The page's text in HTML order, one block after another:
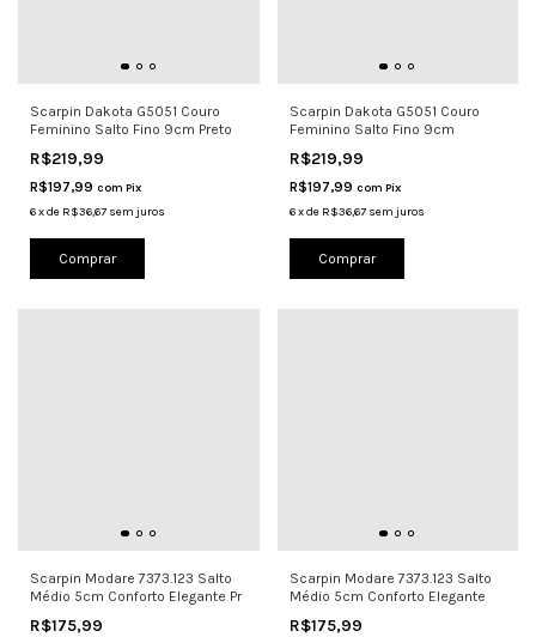
Scarpin Dakota G5051 Couro
Feminino Salto Fino 9cm Preto
R$219,99
R$197,99 com Pix
6xde R$36,67 sem juros
Comprar
Scarpin Dakota G5051 Couro
Feminino Salto Fino 9cm
R$219,99
R$197,99 com Pix
6 xde R$36,67 sem juros
Comprar
Scarpin Modare 7373.123 Salto
Médio 5cm Conforto Elegante Pr
R$175,99
Scarpin Modare 7373.123 Salto
Médio 5cm Conforto Elegante
R$175,99